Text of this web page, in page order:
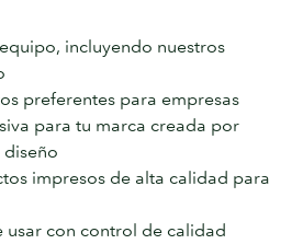
incluyendo nuestros
preferentes para empresas
para tu marca creada por
impresos de alta calidad para
usar con control de calidad